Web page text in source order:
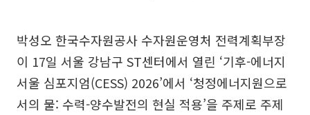
박성오 한국수자원공사 수자원운영처 전력계획부장
이 17일 서울 강남구 ST센터에서 열린 ‘기후-에너지
서울 심포지엄(CESS) 2026’에서 ‘청정에너지원으로
서의 물: 수력-양수발전의 현실 적용’을 주제로 주제